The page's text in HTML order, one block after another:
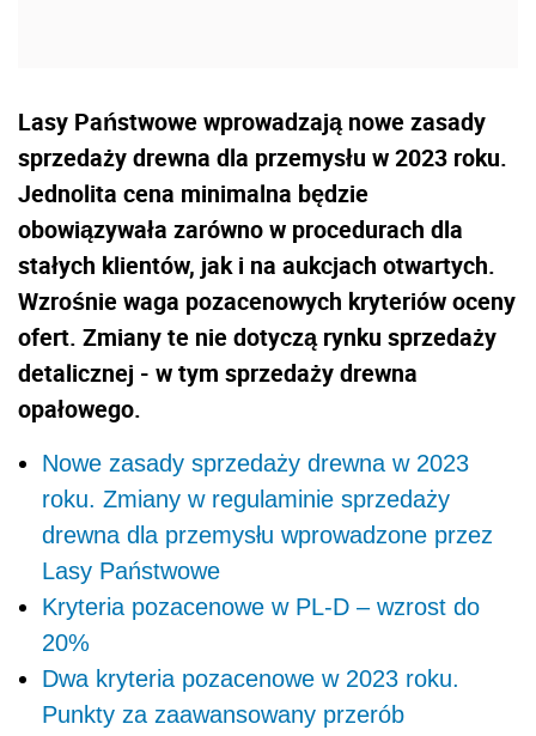
Lasy Państwowe wprowadzają nowe zasady
sprzedaży drewna dla przemysłu w 2023 roku.
Jednolita cena minimalna będzie
obowiązywała zarówno w procedurach dla
stałych klientów, jak i na aukcjach otwartych.
Wzrośnie waga pozacenowych kryteriów oceny
ofert. Zmiany te nie dotyczą rynku sprzedaży
detalicznej - w tym sprzedaży drewna
opałowego.
Nowe zasady sprzedaży drewna w 2023
roku. Zmiany w regulaminie sprzedaży
drewna dla przemysłu wprowadzone przez
Lasy Państwowe
Kryteria pozacenowe w PL-D – wzrost do
20%
Dwa kryteria pozacenowe w 2023 roku.
Punkty za zaawansowany przerób